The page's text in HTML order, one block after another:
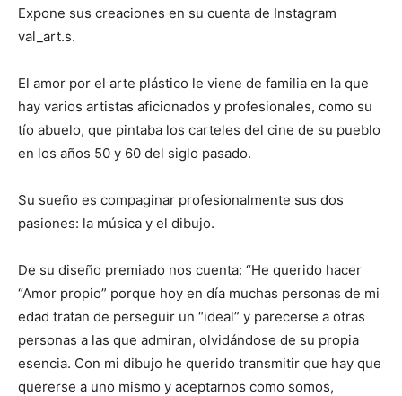
Expone sus creaciones en su cuenta de Instagram
val_art.s.
El amor por el arte plástico le viene de familia en la que
hay varios artistas aficionados y profesionales, como su
tío abuelo, que pintaba los carteles del cine de su pueblo
en los años 50 y 60 del siglo pasado.
Su sueño es compaginar profesionalmente sus dos
pasiones: la música y el dibujo.
De su diseño premiado nos cuenta: “He querido hacer
“Amor propio” porque hoy en día muchas personas de mi
edad tratan de perseguir un “ideal” y parecerse a otras
personas a las que admiran, olvidándose de su propia
esencia. Con mi dibujo he querido transmitir que hay que
quererse a uno mismo y aceptarnos como somos,